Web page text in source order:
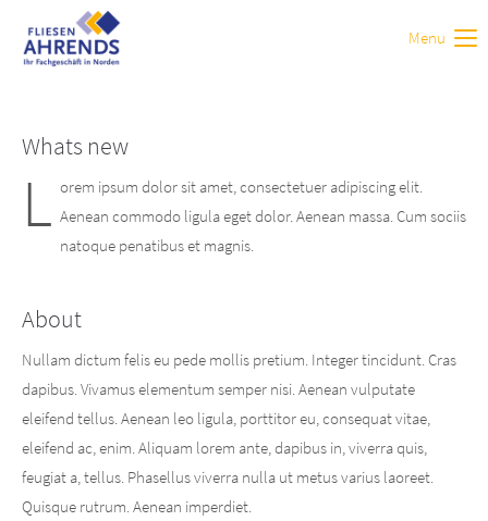
Login
Passwort
Register|Lost your password?
Support
Lorem ipsum dolor sit amet:
Menu
Whats new
L orem ipsum dolor sit amet, consectetuer adipiscing elit.
Aenean commodo ligula eget dolor. Aenean massa. Cum sociis
natoque penatibus et magnis.
About
Nullam dictum felis eu pede mollis pretium. Integer tincidunt. Cras
dapibus. Vivamus elementum semper nisi. Aenean vulputate
eleifend tellus. Aenean leo ligula, porttitor eu, consequat vitae,
eleifend ac, enim. Aliquam lorem ante, dapibus in, viverra quis,
feugiat a, tellus. Phasellus viverra nulla ut metus varius laoreet.
Quisque rutrum. Aenean imperdiet.